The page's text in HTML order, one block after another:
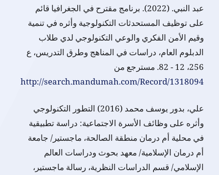
عبد النبي. (2022). برنامج مقترح في الجغرافيا قائم
على توظيف المستحدثات التكنولوجية وأثره في تنمية
وقيم الأمن الفكري والوعي التكنولوجي لدي طلاب
الدبلوم العام، دراسات في المناهج وطرق التدريس، ع
256، 12 - 82. مسترجع من
http://search.mandumah.com/Record/1318094
علي، بدور يوسف محمد (2016) التطور التكنولوجي
وأثره على وظائف الأسرة الاجتماعية: دراسة تطبيقية
في محلية أم درمان منطقة الصالحة، ماجستير/ جامعة
أم درمان الإسلامية/ معهد بحوث ودراسات العالم
الإسلامي/ قسم الدراسات النظرية، رسالة ماجستير،